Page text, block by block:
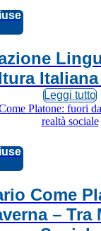
Leggi tutto
Come
– Tra